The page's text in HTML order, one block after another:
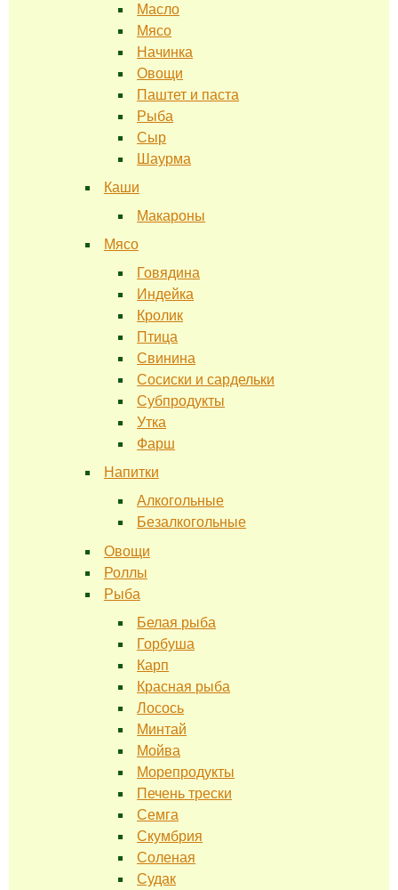
Масло
Мясо
Начинка
Овощи
Паштет и паста
Рыба
Сыр
Шаурма
Каши
Макароны
Мясо
Говядина
Индейка
Кролик
Птица
Свинина
Сосиски и сардельки
Субпродукты
Утка
Фарш
Напитки
Алкогольные
Безалкогольные
Овощи
Роллы
Рыба
Белая рыба
Горбуша
Карп
Красная рыба
Лосось
Минтай
Мойва
Морепродукты
Печень трески
Семга
Скумбрия
Соленая
Судак